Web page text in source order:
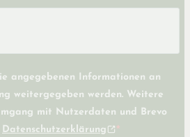
angegebenen Informationen an
weitergegeben werden. Weitere
mit Nutzerdaten und Brevo
Datenschutzerklärung